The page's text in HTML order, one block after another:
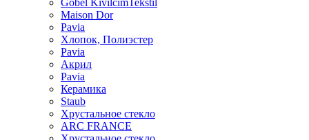
Gobel KivilcimTekstil
Maison Dor
Pavia
Хлопок, Полиэстер
Pavia
Акрил
Pavia
Керамика
Staub
Хрустальное стекло
ARC FRANCE